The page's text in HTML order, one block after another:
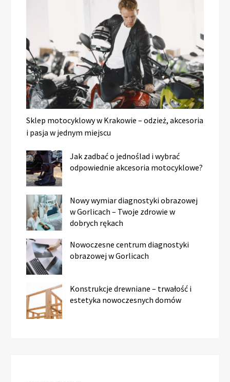
Sklep motocyklowy w Krakowie – odzież, akcesoria
i pasja w jednym miejscu
Jak zadbać o jednoślad i wybrać
odpowiednie akcesoria motocyklowe?
Nowy wymiar diagnostyki obrazowej
w Gorlicach – Twoje zdrowie w
dobrych rękach
Nowoczesne centrum diagnostyki
obrazowej w Gorlicach
Konstrukcje drewniane – trwałość i
estetyka nowoczesnych domów